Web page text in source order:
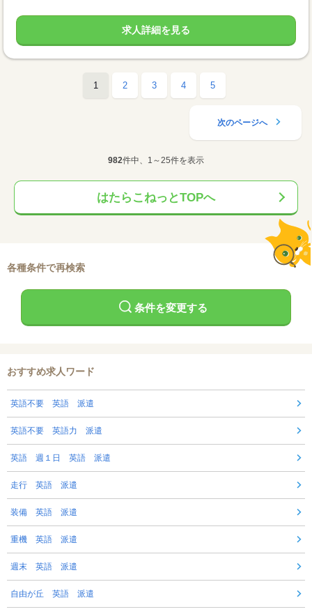
求人詳細を見る
1 2 3 4 5
次のページへ
982件中、1～25件を表示
はたらこねっとTOPへ
各種条件で再検索
条件を変更する
おすすめ求人ワード
英語不要 英語 派遣
英語不要 英語力 派遣
英語 週１日 英語 派遣
走行 英語 派遣
装備 英語 派遣
重機 英語 派遣
週末 英語 派遣
自由が丘 英語 派遣